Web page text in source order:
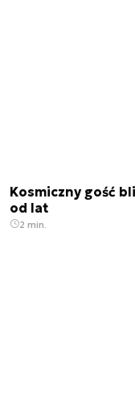
Kosmiczny gość
od lat
2 min.